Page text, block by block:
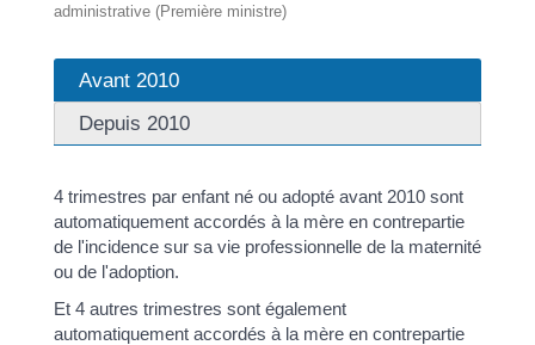
administrative (Première ministre)
Avant 2010
Depuis 2010
4 trimestres par enfant né ou adopté avant 2010 sont
automatiquement accordés à la mère en contrepartie
de l'incidence sur sa vie professionnelle de la maternité
ou de l'adoption.
Et 4 autres trimestres sont également
automatiquement accordés à la mère en contrepartie